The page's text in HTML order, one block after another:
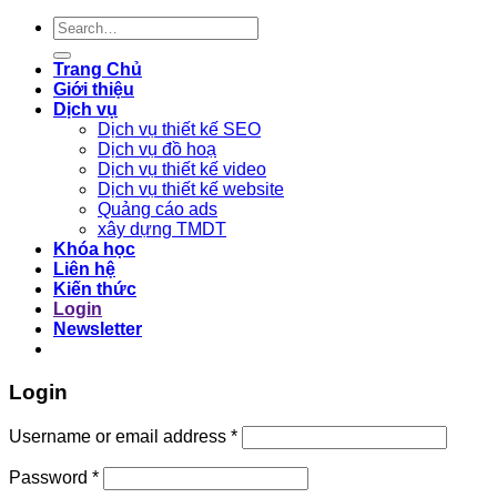
Search
for:
Trang Chủ
Giới thiệu
Dịch vụ
Dịch vụ thiết kế SEO
Dịch vụ đồ hoạ
Dịch vụ thiết kế video
Dịch vụ thiết kế website
Quảng cáo ads
xây dựng TMDT
Khóa học
Liên hệ
Kiến thức
Login
Newsletter
Login
Username or email address *Required
Password *Required